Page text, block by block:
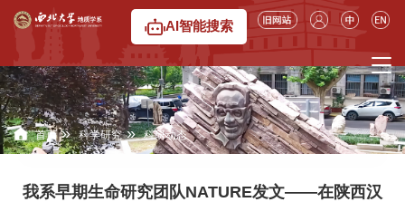
AI智能搜索
首页 » 科学研究 » 科研动态
我系早期生命研究团队NATURE发文——在陕西汉